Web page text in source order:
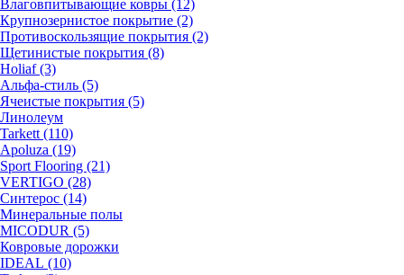
Влаговпитывающие ковры (12)
Крупнозернистое покрытие (2)
Противоскользящие покрытия (2)
Щетинистые покрытия (8)
Holiaf (3)
Альфа-стиль (5)
Ячеистые покрытия (5)
Линолеум
Tarkett (110)
Apoluza (19)
Sport Flooring (21)
VERTIGO (28)
Синтерос (14)
Минеральные полы
MICODUR (5)
Ковровые дорожки
IDEAL (10)